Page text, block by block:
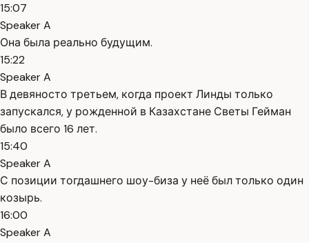
15:07
Speaker A
Она была реально будущим.
15:22
Speaker A
В девяносто третьем, когда проект Линды только
запускался, у рожденной в Казахстане Светы Гейман
было всего 16 лет.
15:40
Speaker A
С позиции тогдашнего шоу-биза у неё был только один
козырь.
16:00
Speaker A